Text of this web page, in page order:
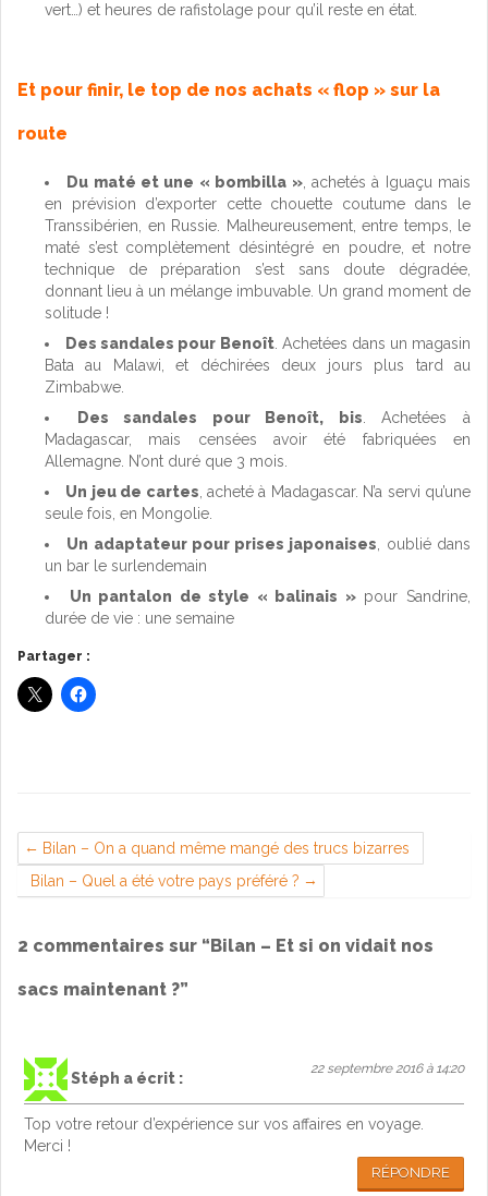
vert…) et heures de rafistolage pour qu’il reste en état.
Et pour finir, le top de nos achats « flop » sur la
route
Du maté et une « bombilla », achetés à Iguaçu mais
en prévision d’exporter cette chouette coutume dans le
Transsibérien, en Russie. Malheureusement, entre temps, le
maté s’est complètement désintégré en poudre, et notre
technique de préparation s’est sans doute dégradée,
donnant lieu à un mélange imbuvable. Un grand moment de
solitude !
Des sandales pour Benoît. Achetées dans un magasin
Bata au Malawi, et déchirées deux jours plus tard au
Zimbabwe.
Des sandales pour Benoît, bis . Achetées à
Madagascar, mais censées avoir été fabriquées en
Allemagne. N’ont duré que 3 mois.
Un jeu de cartes , acheté à Madagascar. N’a servi qu’une
seule fois, en Mongolie.
Un adaptateur pour prises japonaises , oublié dans
un bar le surlendemain
Un pantalon de style « balinais »pour Sandrine,
durée de vie : une semaine
Partager :
Bilan – On a quand même mangé des trucs bizarres
Bilan – Quel a été votre pays préféré ?
2 commentaires sur “Bilan – Et si on vidait nos
sacs maintenant ?”
Stéph a écrit :
22 septembre 2016 à 14:20
Top votre retour d’expérience sur vos affaires en voyage.
Merci !
RÉPONDRE